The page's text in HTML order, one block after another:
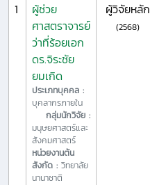
1
ผู้ช่วย
ศาสตราจารย์
ว่าที่ร้อยเอก
ดร.จิระชัย
ยมเกิด
ประเภทบุคคล :
บุคลากรภายใน
กลุ่มนักวิจัย :
มนุษยศาสตร์และ
สังคมศาสตร์
หน่วยงานต้น
สังกัด : วิทยาลัย
นานาชาติ
ผู้วิจัยหลัก
(2568)